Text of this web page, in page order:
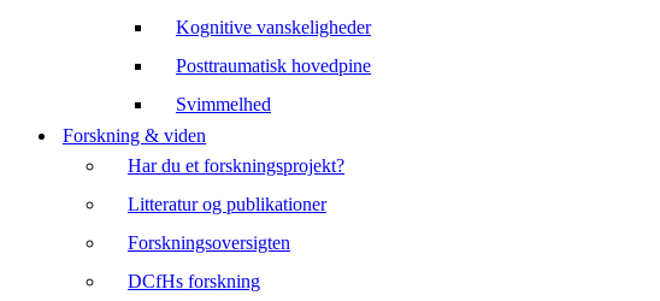
Kognitive vanskeligheder
Posttraumatisk hovedpine
Svimmelhed
Forskning & viden
Har du et forskningsprojekt?
Litteratur og publikationer
Forskningsoversigten
DCfHs forskning